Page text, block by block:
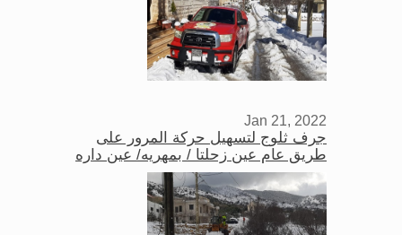
Jan 21, 2022
جرف ثلوج لتسهيل حركة المرور على
طريق عام عين زحلتا / بمهريه/ عين داره